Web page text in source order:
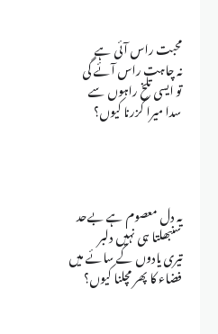
محبت راس آئی ہے
نہ چاہت راس آئے گی
تو ایسی تلخ راہوں سے
سدا میرا گزرنا کیوں؟
یہ دل معصوم ہے بےحد
سنبھلتا ہی نہیں دلبر
تیری یادوں کے سائے میں
فضاء کا پھر مچلنا کیوں؟